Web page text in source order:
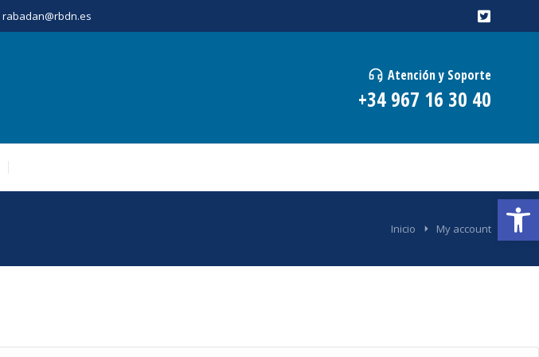
rabadan@rbdn.es
Atención y Soporte
+34 967 16 30 40
Inicio My account